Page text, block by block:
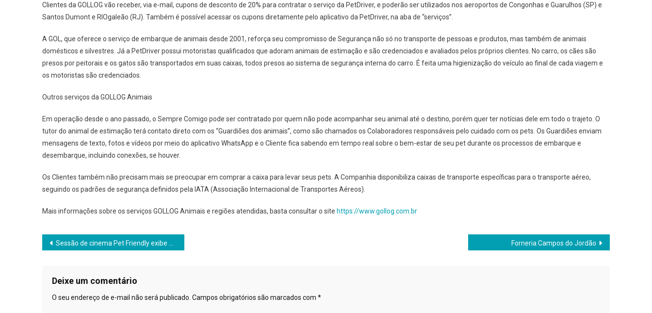
Clientes da GOLLOG vão receber, via e-mail, cupons de desconto de 20% para contratar o serviço da PetDriver, e poderão ser utilizados nos aeroportos de Congonhas e Guarulhos (SP) e
Santos Dumont e RIOgaleão (RJ). Também é possível acessar os cupons diretamente pelo aplicativo da PetDriver, na aba de “serviços”.
A GOL, que oferece o serviço de embarque de animais desde 2001, reforça seu compromisso de Segurança não só no transporte de pessoas e produtos, mas também de animais
domésticos e silvestres. Já a PetDriver possui motoristas qualificados que adoram animais de estimação e são credenciados e avaliados pelos próprios clientes. No carro, os cães são
presos por peitorais e os gatos são transportados em suas caixas, todos presos ao sistema de segurança interna do carro. É feita uma higienização do veículo ao final de cada viagem e
os motoristas são credenciados.
Outros serviços da GOLLOG Animais
Em operação desde o ano passado, o Sempre Comigo pode ser contratado por quem não pode acompanhar seu animal até o destino, porém quer ter notícias dele em todo o trajeto. O
tutor do animal de estimação terá contato direto com os “Guardiões dos animais”, como são chamados os Colaboradores responsáveis pelo cuidado com os pets. Os Guardiões enviam
mensagens de texto, fotos e vídeos por meio do aplicativo WhatsApp e o Cliente fica sabendo em tempo real sobre o bem-estar de seu pet durante os processos de embarque e
desembarque, incluindo conexões, se houver.
Os Clientes também não precisam mais se preocupar em comprar a caixa para levar seus pets. A Companhia disponibiliza caixas de transporte específicas para o transporte aéreo,
seguindo os padrões de segurança definidos pela IATA (Associação Internacional de Transportes Aéreos).
Mais informações sobre os serviços GOLLOG Animais e regiões atendidas, basta consultar o site https://www.gollog.com.br
Navegação
Post
Sessão de cinema Pet Friendly exibe Cruella para cães e tutores Forneria Campos do Jordão
Deixe um comentário
O seu endereço de e-mail não será publicado. Campos obrigatórios são marcados com *